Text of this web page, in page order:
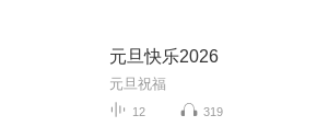
元旦快乐2026
元旦祝福
12 319